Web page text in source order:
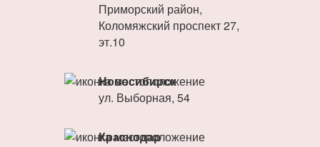
Приморский район,
Коломяжский проспект 27,
эт.10
Новосибирск
ул. Выборная, 54
Краснодар